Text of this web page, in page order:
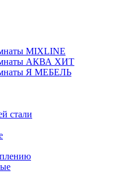
MIXLINE
АКВА ХИТ
Я МЕБЕЛЬ
стали